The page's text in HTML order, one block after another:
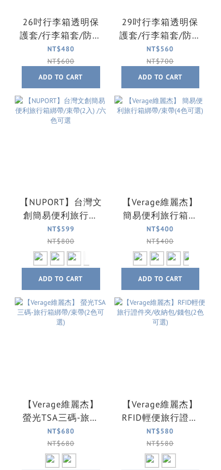
26吋行李箱透明保
護套/行李箱套/防潑
水套/防刮套
NT$480
NT$600
ADD TO CART
29吋行李箱透明保
護套/行李箱套/防潑
水套/防刮套
NT$560
NT$700
ADD TO CART
【NUPORT】台灣文
創簡易便利旅行箱
綁帶/束帶(2入) /六
色可選
NT$599
NT$800
ADD TO CART
【Verage維麗杰】
簡易便利旅行箱綁
帶/束帶(4色可選)
NT$400
NT$400
ADD TO CART
【Verage維麗杰】
螢光TSA三碼-旅行
箱綁帶/束帶(2色可
選)
NT$680
NT$680
【Verage維麗杰】
RFID輕便旅行證件
夾/收納包/錢包(2色
可選)
NT$580
NT$580